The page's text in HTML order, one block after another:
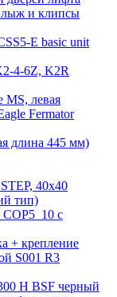
лыж и клипсы
E basic unit
4-6Z, K2R
MS, левая
Fermator
длина 445 мм)
40х40
тип)
с
+ крепление
S001 R3
H BSF черный